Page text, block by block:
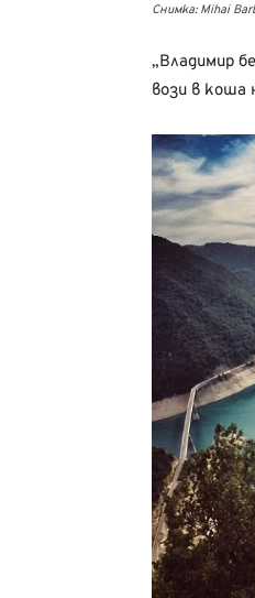
Снимка: Mihai
„Владимир
вози в коша